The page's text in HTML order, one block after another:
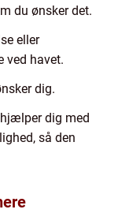
du ønsker det.
eller
ved havet.
dig.
dig med
så den